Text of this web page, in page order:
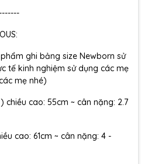
ghi bảng size Newborn sử
tế kinh nghiệm sử dụng các mẹ
mẹ nhé)
chiều cao: 55cm ~ cân nặng: 2.7
cao: 61cm ~ cân nặng: 4 -